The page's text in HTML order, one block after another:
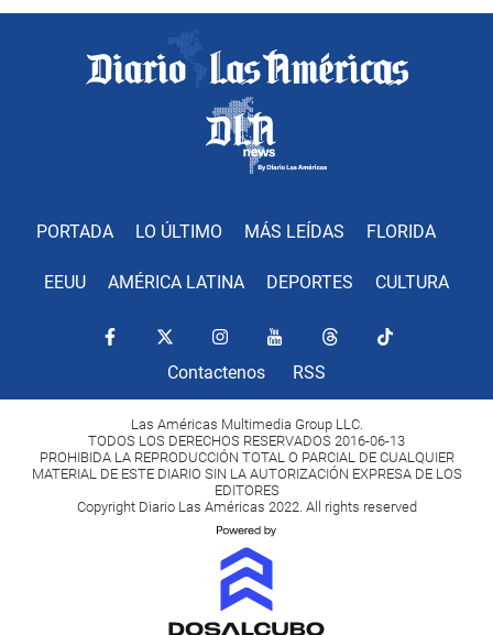
PORTADA LO ÚLTIMO MÁS LEÍDAS FLORIDA
EEUU AMÉRICA LATINA DEPORTES CULTURA
Contactenos RSS
Las Américas Multimedia Group LLC.
TODOS LOS DERECHOS RESERVADOS 2016-06-13
PROHIBIDA LA REPRODUCCIÓN TOTAL O PARCIAL DE CUALQUIER
MATERIAL DE ESTE DIARIO SIN LA AUTORIZACIÓN EXPRESA DE LOS
EDITORES
Copyright Diario Las Américas 2022. All rights reserved